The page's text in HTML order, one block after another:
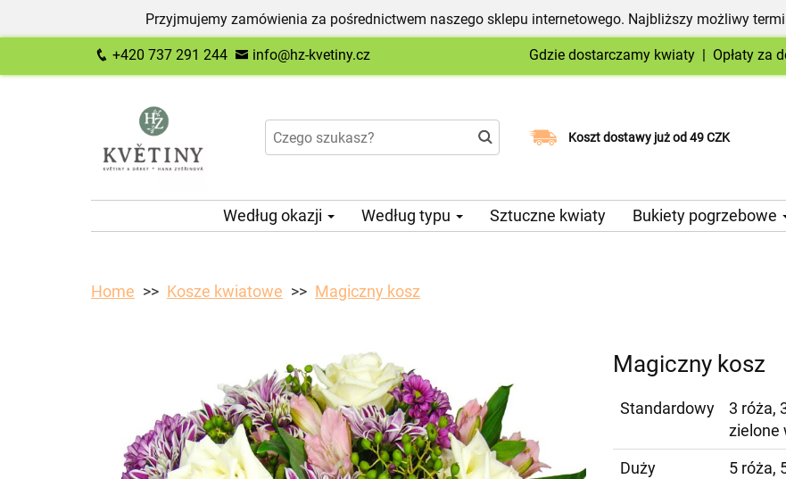
Przyjmujemy zamówienia za pośrednictwem naszego sklepu internetowego. Najbliższy możliwy
+420 737 291 244 info@hz-kvetiny.cz Gdzie dostarczamy kwiaty | Opłaty za
Koszt dostawy już od 49 CZK
Wybierz datę dostawy
Według okazji Według typu Sztuczne kwiaty Bukiety pogrzebowe
Home Kosze kwiatowe Magiczny kosz
Magiczny kosz
Standardowy
3 róża,
zielone
Duży
5 róża,